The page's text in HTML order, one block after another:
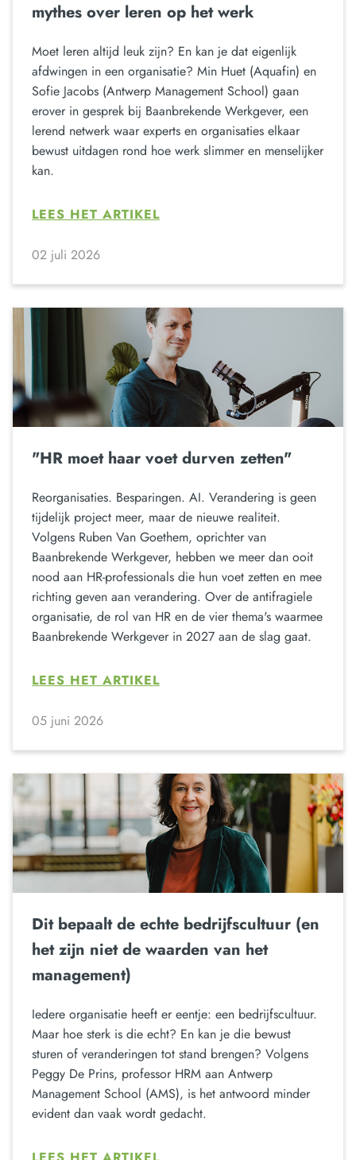
mythes over leren op het werk
Moet leren altijd leuk zijn? En kan je dat eigenlijk
afdwingen in een organisatie? Min Huet (Aquafin) en
Sofie Jacobs (Antwerp Management School) gaan
erover in gesprek bij Baanbrekende Werkgever, een
lerend netwerk waar experts en organisaties elkaar
bewust uitdagen rond hoe werk slimmer en menselijker
kan.
LEES HET ARTIKEL
02 juli 2026
"HR moet haar voet durven zetten"
Reorganisaties. Besparingen. AI. Verandering is geen
tijdelijk project meer, maar de nieuwe realiteit.
Volgens Ruben Van Goethem, oprichter van
Baanbrekende Werkgever, hebben we meer dan ooit
nood aan HR-professionals die hun voet zetten en mee
richting geven aan verandering. Over de antifragiele
organisatie, de rol van HR en de vier thema's waarmee
Baanbrekende Werkgever in 2027 aan de slag gaat.
LEES HET ARTIKEL
05 juni 2026
Dit bepaalt de echte bedrijfscultuur (en
het zijn niet de waarden van het
management)
Iedere organisatie heeft er eentje: een bedrijfscultuur.
Maar hoe sterk is die echt? En kan je die bewust
sturen of veranderingen tot stand brengen? Volgens
Peggy De Prins, professor HRM aan Antwerp
Management School (AMS), is het antwoord minder
evident dan vaak wordt gedacht.